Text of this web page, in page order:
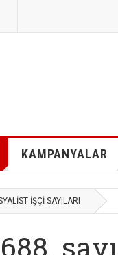
KAMPANYALAR
İŞÇİ SAYILARI
sayı